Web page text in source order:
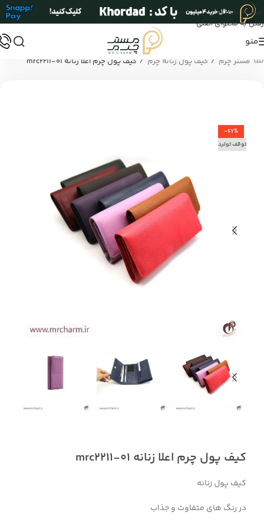
عبور به ناوبری
رفتن به محتوای اصلی
منو
مستر چرم / کیف پول زنانه چرم / کیف پول چرم اعلا زنانه mrc2211-01
-67%
توقف تولید
کیف پول چرم اعلا زنانه mrc2211-01
کیف پول زنانه
در رنگ های متفاوت و جذاب